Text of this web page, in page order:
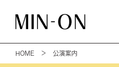
HOME ＞ 公演案内